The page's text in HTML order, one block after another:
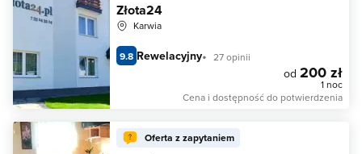
Złota24
Karwia
9.8 Rewelacyjny 27 opinii
od 200 zł
1 noc
Cena i dostępność do potwierdzenia
Oferta z zapytaniem